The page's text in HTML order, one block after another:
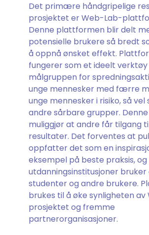
Det primære håndgripelige
prosjektet er Web-Lab-
Denne plattformen blir delt
potensielle brukere så bredt
å oppnå ønsket effekt.
fungerer som et ideelt
målgruppen for
unge mennesker med færre
unge mennesker i risiko, så vel
andre sårbare grupper.
muliggjør at andre får tilgang
resultater. Det forventes at
oppfatter det som en
eksempel på beste praksis,
utdanningsinstitusjoner
studenter og andre brukere.
brukes til å øke synligheten
prosjektet og fremme
partnerorganisasjoner.